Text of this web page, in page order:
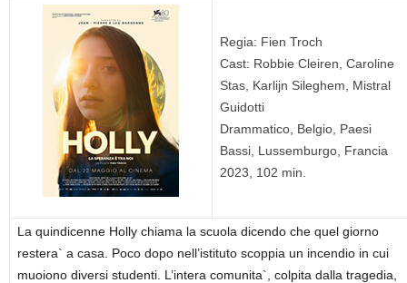
Regia: Fien Troch
Cast: Robbie Cleiren, Caroline
Stas, Karlijn Sileghem, Mistral
Guidotti
Drammatico, Belgio, Paesi
Bassi, Lussemburgo, Francia
2023, 102 min.
La quindicenne Holly chiama la scuola dicendo che quel giorno
restera` a casa. Poco dopo nell’istituto scoppia un incendio in cui
muoiono diversi studenti. L’intera comunita`, colpita dalla tragedia,